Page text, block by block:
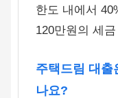
한도 내에서
120만원의 세
주택드림 대출
나요?